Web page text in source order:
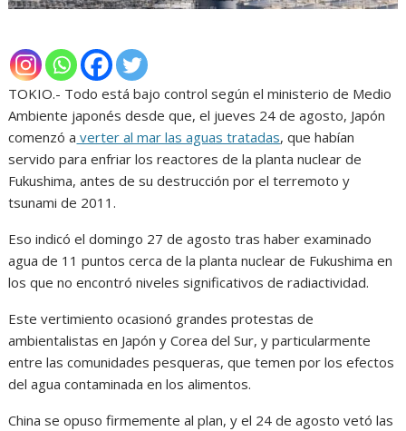
TOKIO.- Todo está bajo control según el ministerio de Medio
Ambiente japonés desde que, el jueves 24 de agosto, Japón
comenzó a verter al mar las aguas tratadas, que habían
servido para enfriar los reactores de la planta nuclear de
Fukushima, antes de su destrucción por el terremoto y
tsunami de 2011.
Eso indicó el domingo 27 de agosto tras haber examinado
agua de 11 puntos cerca de la planta nuclear de Fukushima en
los que no encontró niveles significativos de radiactividad.
Este vertimiento ocasionó grandes protestas de
ambientalistas en Japón y Corea del Sur, y particularmente
entre las comunidades pesqueras, que temen por los efectos
del agua contaminada en los alimentos.
China se opuso firmemente al plan, y el 24 de agosto vetó las